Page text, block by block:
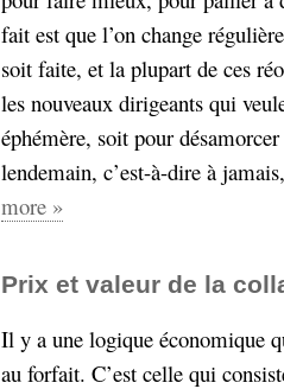
fait est que l’on change
soit faite, et la plupart de ces
les nouveaux dirigeants qui
éphémère, soit pour
lendemain, c’est-à-dire à
more »
Prix et valeur de la
Il y a une logique économique
au forfait. C’est celle qui